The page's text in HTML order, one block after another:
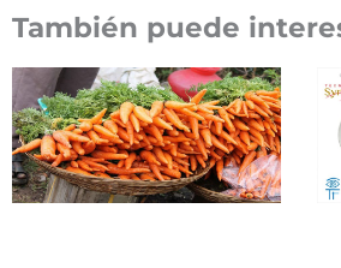
También puede